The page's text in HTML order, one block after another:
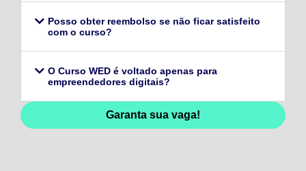
Posso obter reembolso se não ficar satisfeito
com o curso?
O Curso WED é voltado apenas para
empreendedores digitais?
Garanta sua vaga!